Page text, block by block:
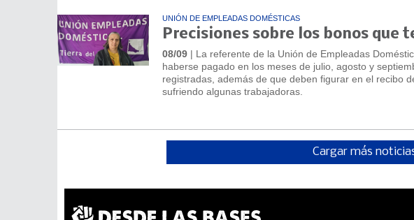
UNIÓN DE EMPLEADAS DOMÉSTICAS
Precisiones sobre los bonos que
08/09| La referente de la Unión de Empleadas
haberse pagado en los meses de julio, agosto y
registradas, además de que deben figurar en el recibo
sufriendo algunas trabajadoras.
Cargar más